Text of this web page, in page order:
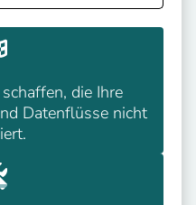
die Ihre
Datenflüsse nicht